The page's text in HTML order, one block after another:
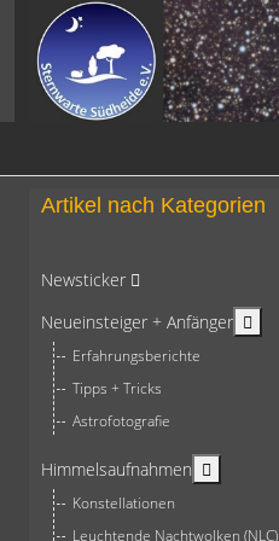
Artikel nach Kategorien
Newsticker
Neueinsteiger + Anfänger
Erfahrungsberichte
Tipps + Tricks
Astrofotografie
Himmelsaufnahmen
Konstellationen
Leuchtende Nachtwolken (NLC)